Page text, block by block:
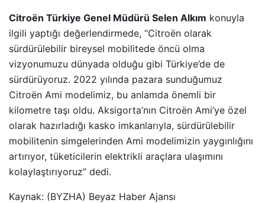
Citroën Türkiye Genel Müdürü Selen Alkım konuyla
ilgili yaptığı değerlendirmede, “Citroën olarak
sürdürülebilir bireysel mobilitede öncü olma
vizyonumuzu dünyada olduğu gibi Türkiye’de de
sürdürüyoruz. 2022 yılında pazara sunduğumuz
Citroën Ami modelimiz, bu anlamda önemli bir
kilometre taşı oldu. Aksigorta’nın Citroën Ami’ye özel
olarak hazırladığı kasko imkanlarıyla, sürdürülebilir
mobilitenin simgelerinden Ami modelimizin yaygınlığını
artırıyor, tüketicilerin elektrikli araçlara ulaşımını
kolaylaştırıyoruz” dedi.
Kaynak: (BYZHA) Beyaz Haber Ajansı